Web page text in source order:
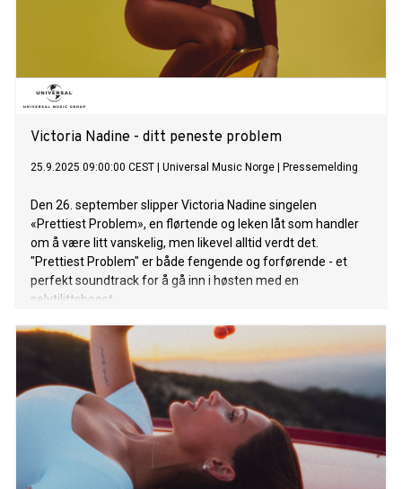
Victoria Nadine - ditt peneste problem
25.9.2025 09:00:00 CEST Universal Music Norge Pressemelding
Den 26. september slipper Victoria Nadine singelen
«Prettiest Problem», en flørtende og leken låt som handler
om å være litt vanskelig, men likevel alltid verdt det.
"Prettiest Problem" er både fengende og forførende - et
perfekt soundtrack for å gå inn i høsten med en
selvtilittsboost.